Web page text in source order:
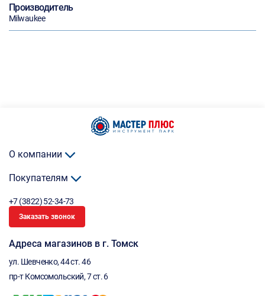
Производитель
Milwaukee
О компании
Покупателям
+7 (3822) 52-34-73
Заказать звонок
Адреса магазинов в г. Томск
ул. Шевченко, 44 ст. 46
пр-т Комсомольский, 7 ст. 6